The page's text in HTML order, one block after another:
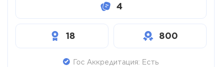
4
18 800
Гос Аккредитация: Есть